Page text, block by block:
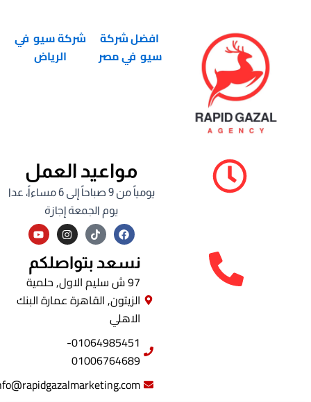
افضل شركة
سيو في مصر
شركة سيو في
الرياض
مواعيد العمل
يومياً من 9 صباحاً إلى 6 مساءاً، عدا
يوم الجمعة إجازة
F
a
c
e
b
o
o
k
I
n
s
t
a
g
r
a
Y
o
u
t
u
b
e
نسعد بتواصلكم
97 ش سليم الاول, حلمية
الزيتون, القاهرة عمارة البنك
الاهلي
01064985451-
01006764689
info@rapidgazalmarketing.com